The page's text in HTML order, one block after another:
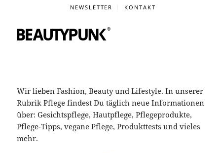
NEWSLETTER KONTAKT
Wir lieben Fashion, Beauty und Lifestyle. In unserer
Rubrik Pflege findest Du täglich neue Informationen
über: Gesichtspflege, Hautpflege, Pflegeprodukte,
Pflege-Tipps, vegane Pflege, Produkttests und vieles
mehr.